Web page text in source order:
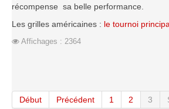
Les stages
Les galeries
récompense sa belle performance.
Les grilles américaines : le tournoi
Affichages : 2364
Début
Précédent 1 2 3